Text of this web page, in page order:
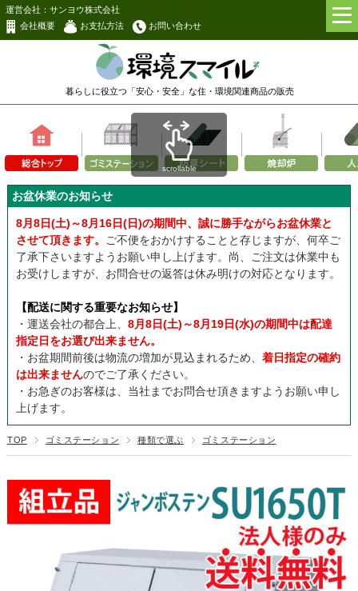
運営会社：サンヨウ株式会社
会社概要
お支払方法 お問い合わせ
暮らしに役立つ「安心・安全」な住・環境関連商品の販売
scrollable
お盆休業のお知らせ
8月8日(土)～8月16日(日)の期間中、誠に勝手ながらお盆休業と
させて頂きます。
ご不便をおかけすることと存じますが、何卒ご
了承下さいますようお願い申し上げます。尚、ご注文は休業中も
お受けしますが、お問合せの返答は休み明けの対応となります。
【配送に関する重要なお知らせ】
・運送会社の都合上、 8月8日(土)～8月19日(水)の期間中は配達
指定日をお選び出来ません。
・お盆期間前後は物流の増加が見込まれるため、 着日指定の確約
は出来ませんのでご了承ください。
・お急ぎのお客様は、当社までお問合せ頂きますようお願い申し
上げます。
TOP ゴミステーション 種類で選ぶ ゴミステーション